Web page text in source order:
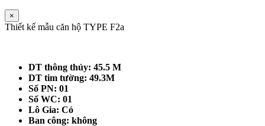
×
Thiết kế mẫu căn hộ TYPE F2a
DT thông thủy: 45.5 M
DT tim tường: 49.3M
Số PN: 01
Số WC: 01
Lô Gia: Có
Ban công: không